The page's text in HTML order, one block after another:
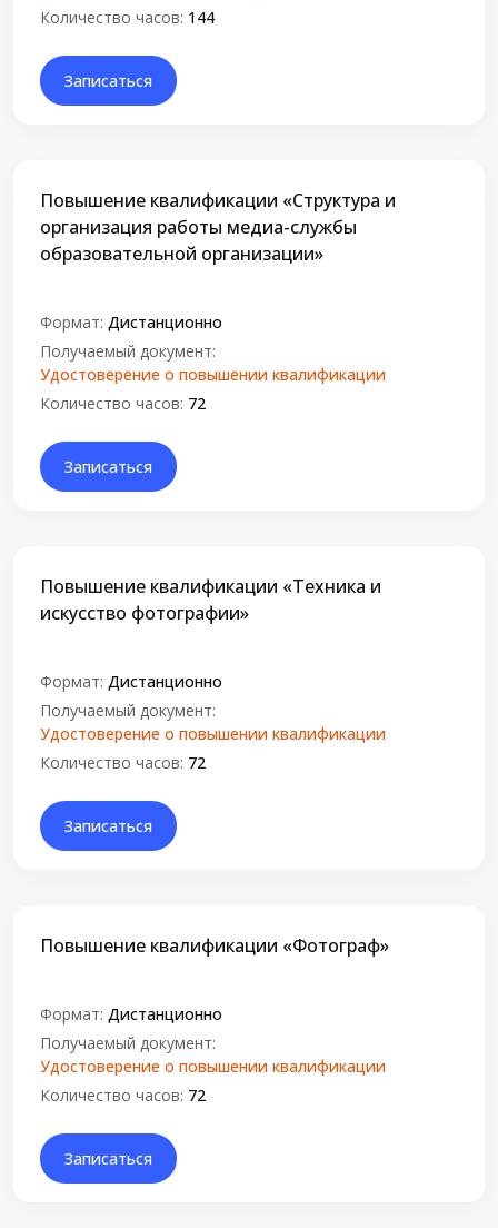
Количество часов: 144
Записаться
Повышение квалификации «Структура и
организация работы медиа-службы
образовательной организации»
Формат: Дистанционно
Получаемый документ:
Удостоверение о повышении квалификации
Количество часов: 72
Записаться
Повышение квалификации «Техника и
искусство фотографии»
Формат: Дистанционно
Получаемый документ:
Удостоверение о повышении квалификации
Количество часов: 72
Записаться
Повышение квалификации «Фотограф»
Формат: Дистанционно
Получаемый документ:
Удостоверение о повышении квалификации
Количество часов: 72
Записаться